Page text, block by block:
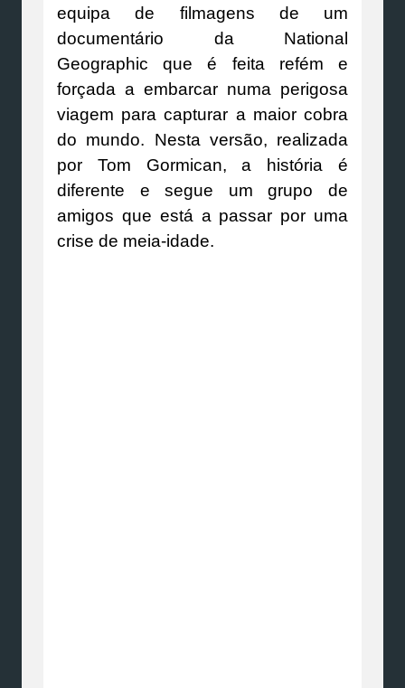
equipa de filmagens de um
documentário da National
Geographic que é feita refém e
forçada a embarcar numa perigosa
viagem para capturar a maior cobra
do mundo. Nesta versão, realizada
por Tom Gormican, a história é
diferente e segue um grupo de
amigos que está a passar por uma
crise de meia-idade.